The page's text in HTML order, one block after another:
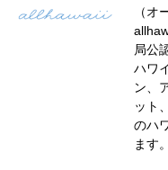
（オ
局公
ハワ
ン、
ット
のハ
ます。